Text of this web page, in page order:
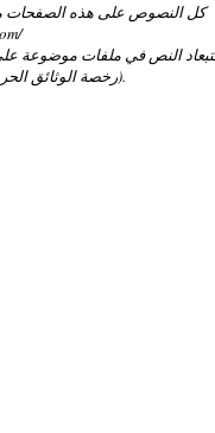
كل النصوص على هذه الصفحات
النص في ملفات موضوعة
(رخصة الوثائق الحرة).